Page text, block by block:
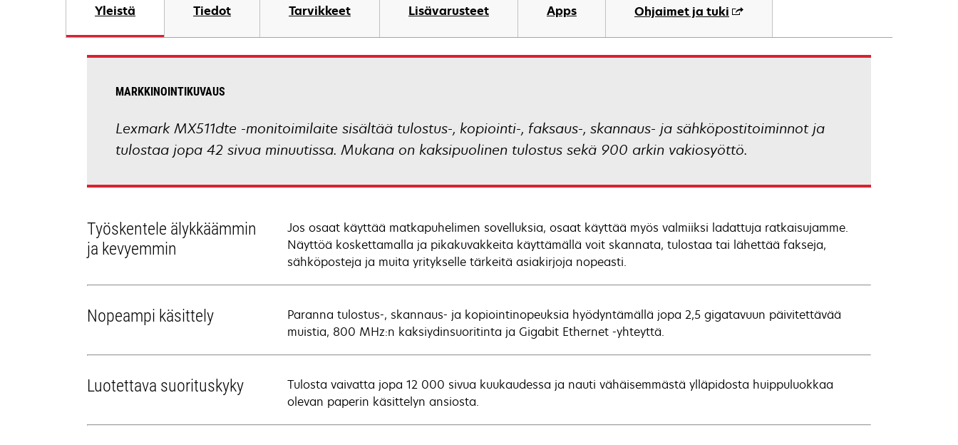
Yleistä Tiedot Tarvikkeet Lisävarusteet Apps Ohjaimet ja tuki
MARKKINOINTIKUVAUS
Lexmark MX511dte -monitoimilaite sisältää tulostus-, kopiointi-, faksaus-, skannaus- ja sähköpostitoiminnot ja
tulostaa jopa 42 sivua minuutissa. Mukana on kaksipuolinen tulostus sekä 900 arkin vakiosyöttö.
Työskentele älykkäämmin
ja kevyemmin
Jos osaat käyttää matkapuhelimen sovelluksia, osaat käyttää myös valmiiksi ladattuja ratkaisujamme.
Näyttöä koskettamalla ja pikakuvakkeita käyttämällä voit skannata, tulostaa tai lähettää fakseja,
sähköposteja ja muita yritykselle tärkeitä asiakirjoja nopeasti.
Nopeampi käsittely
Paranna tulostus-, skannaus- ja kopiointinopeuksia hyödyntämällä jopa 2,5 gigatavuun päivitettävää
muistia, 800 MHz:n kaksiydinsuoritinta ja Gigabit Ethernet -yhteyttä.
Luotettava suorituskyky
Tulosta vaivatta jopa 12 000 sivua kuukaudessa ja nauti vähäisemmästä ylläpidosta huippuluokkaa
olevan paperin käsittelyn ansiosta.